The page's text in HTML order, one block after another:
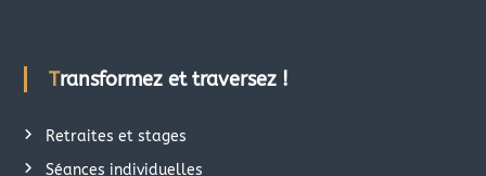
Transformez et traversez !
Retraites et stages
Séances individuelles